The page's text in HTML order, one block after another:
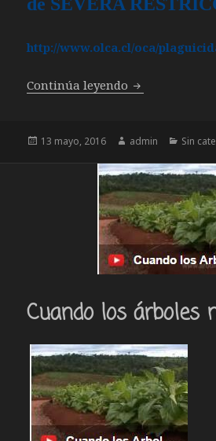
http://www.olca.cl/oca/
Continúa leyendo Plaguicidas
Publicado
13 mayo, 2016 Autor
admin Sin
Cuando los árboles